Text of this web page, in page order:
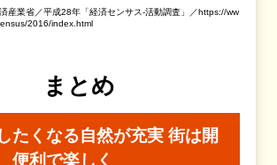
産業省／平成28年「経済センサス-活動調査」／https://ww
2016/index.html
まとめ
たくなる自然が充実街は開
便利で楽しく